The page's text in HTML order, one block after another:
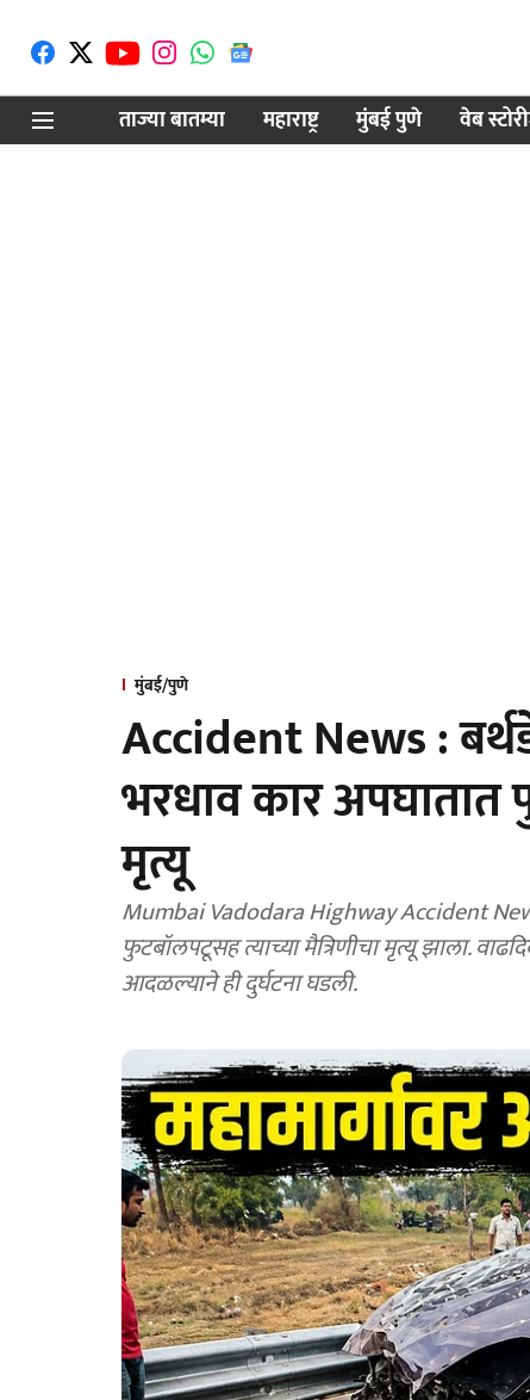
ताज्या बातम्या
महाराष्ट्र मुंबई पुणे वेब
मुंबई/पुणे
Accident News :
भरधाव कार
मृत्यू
Mumbai Vadodara Highway Accident
फुटबॉलपटूसह त्याच्या मैत्रिणीचा मृत्यू झाला.
आदळल्याने ही दुर्घटना घडली.